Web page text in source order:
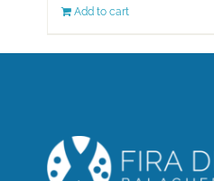
Add to cart